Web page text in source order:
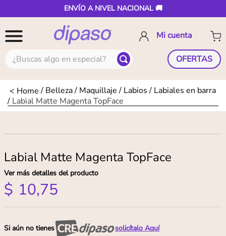
ENVÍO A NIVEL NACIONAL 🚚
¿Buscas algo en especial? OFERTAS
Belleza Maquillaje Labios
Labiales en barra
Labial Matte Magenta TopFace
Labial Matte Magenta TopFace
Ver más detalles del producto
$ 10,75
Si aún no tienes solicítalo Aquí